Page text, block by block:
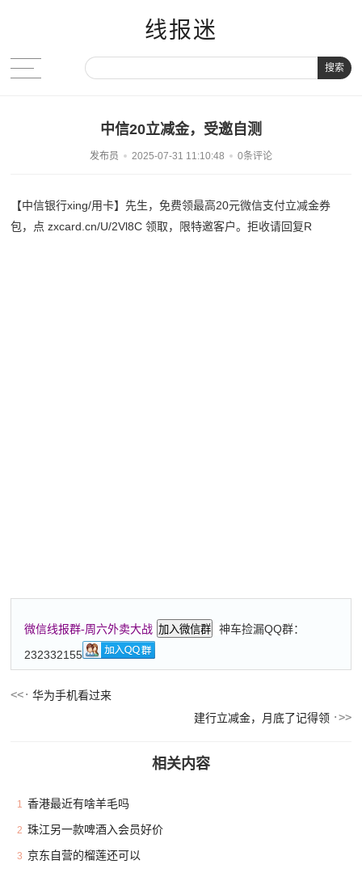
线报迷
搜索
中信20立减金，受邀自测
发布员 2025-07-31 11:10:48 0条评论
【中信银行xing/用卡】先生，免费领最高20元微信支付立减金券
包，点 zxcard.cn/U/2Vl8C 领取，限特邀客户。拒收请回复R
微信线报群-周六外卖大战 加入微信群
神车捡漏QQ群：
232332155
华为手机看过来
建行立减金，月底了记得领
相关内容
1 香港最近有啥羊毛吗
2 珠江另一款啤酒入会员好价
3 京东自营的榴莲还可以